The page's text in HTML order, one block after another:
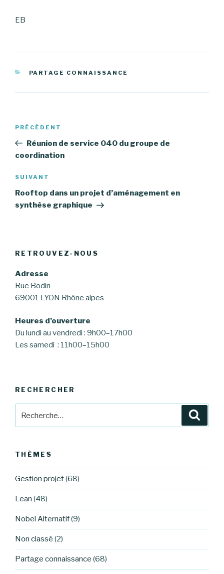
EB
CATÉGORIES
PARTAGE CONNAISSANCE
Navigation
l’article
Article
précédent
PRÉCÉDENT
Réunion de service 040 du groupe de
coordination
Article
suivant
SUIVANT
Rooftop dans un projet d’aménagement en
synthèse graphique
RETROUVEZ-NOUS
Adresse
Rue Bodin
69001 LYON Rhône alpes
Heures d’ouverture
Du lundi au vendredi : 9h00–17h00
Les samedi : 11h00–15h00
RECHERCHER
THÈMES
Gestion projet(68)
Lean (48)
Nobel Alternatif(9)
Non classé (2)
Partage connaissance (68)